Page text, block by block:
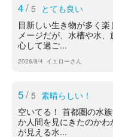
4/ 5 とても良い
目新しい生き物が多く
メージだが、水槽や水
心して過ご...
2026/8/4 イエローさん
5/ 5 素晴らしい！
空いてる！ 首都圏の水
か人間を見にきたのか
が見える水...